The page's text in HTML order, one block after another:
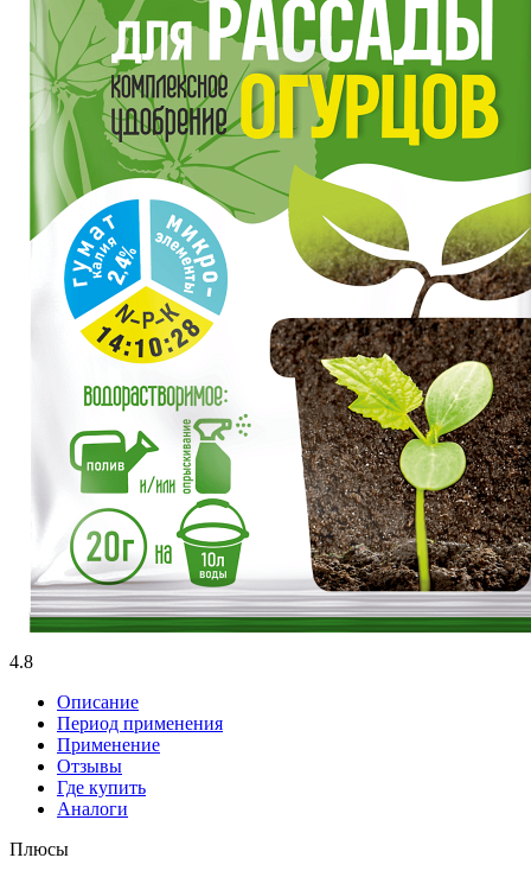
4.8
Описание
Период применения
Применение
Отзывы
Где купить
Аналоги
Плюсы